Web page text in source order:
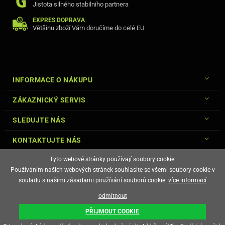
Jistota silného stabilního partnera
EXPRES DOPRAVA
Většinu zboží Vám doručíme do celé EU
INFORMACE O NÁKUPU
ZÁKAZNICKÝ SERVIS
SLEDUJTE NÁS
KONTAKTUJTE NÁS
E-shop vytvořila
Tyto webové stránky používají soubory cookie.
Používáním našich webových stránek souhlasíte se všemi soubory cookie v
souladu s našimi zásadami používání souborů cookie. více informací
odmítnout
PŘIJMOUT COOKIE